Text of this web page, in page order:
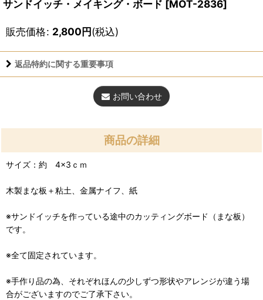
サンドイッチ・メイキング・ボード [MOT-2836]
販売価格: 2,800円(税込)
返品特約に関する重要事項
お問い合わせ
商品の詳細
サイズ：約 4×3ｃｍ
木製まな板＋粘土、金属ナイフ、紙
※サンドイッチを作っている途中のカッティングボード（まな板）
です。
※全て固定されています。
※手作り品の為、それぞれほんの少しずつ形状やアレンジが違う場
合がございますのでご了承下さい。